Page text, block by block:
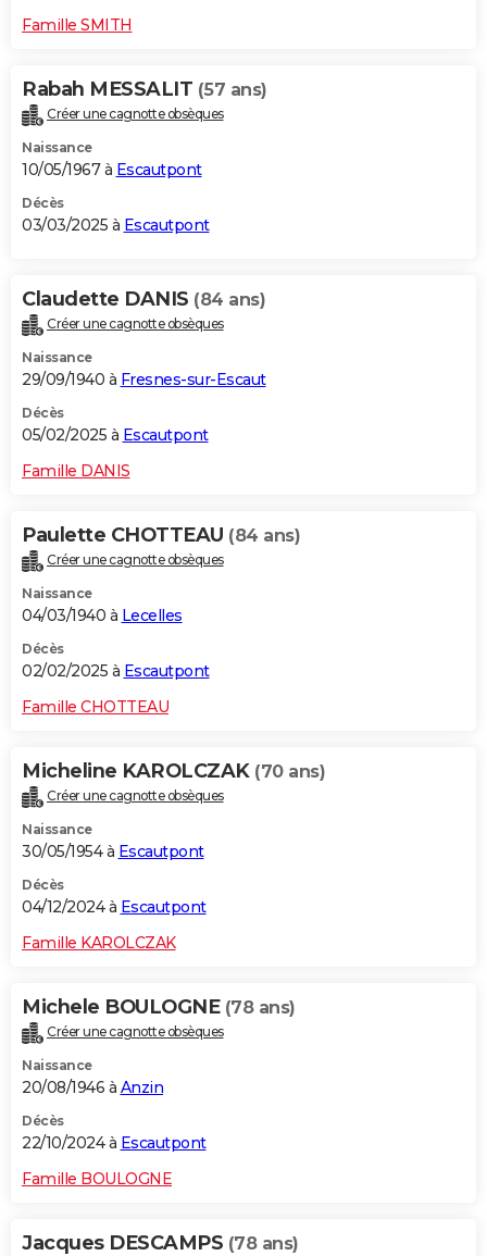
Famille SMITH
Rabah MESSALIT (57 ans)
Créer une cagnotte obsèques
Naissance
10/05/1967 à Escautpont
Décès
03/03/2025 à Escautpont
Claudette DANIS (84 ans)
Créer une cagnotte obsèques
Naissance
29/09/1940 à Fresnes-sur-Escaut
Décès
05/02/2025 à Escautpont
Famille DANIS
Paulette CHOTTEAU (84 ans)
Créer une cagnotte obsèques
Naissance
04/03/1940 à Lecelles
Décès
02/02/2025 à Escautpont
Famille CHOTTEAU
Micheline KAROLCZAK (70 ans)
Créer une cagnotte obsèques
Naissance
30/05/1954 à Escautpont
Décès
04/12/2024 à Escautpont
Famille KAROLCZAK
Michele BOULOGNE (78 ans)
Créer une cagnotte obsèques
Naissance
20/08/1946 à Anzin
Décès
22/10/2024 à Escautpont
Famille BOULOGNE
Jacques DESCAMPS (78 ans)